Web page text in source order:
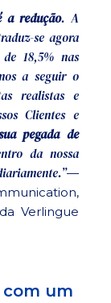
a redução. A
se agora
18,5% nas
a seguir o
realistas e
Clientes e
pegada de
da nossa
—
Verlingue
um